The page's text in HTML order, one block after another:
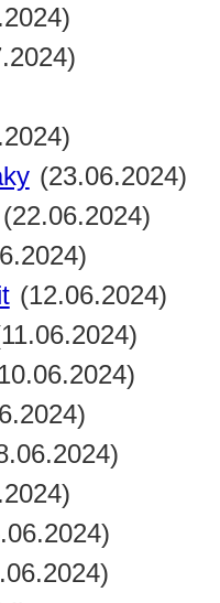
(23.06.2024)
(22.06.2024)
(12.06.2024)